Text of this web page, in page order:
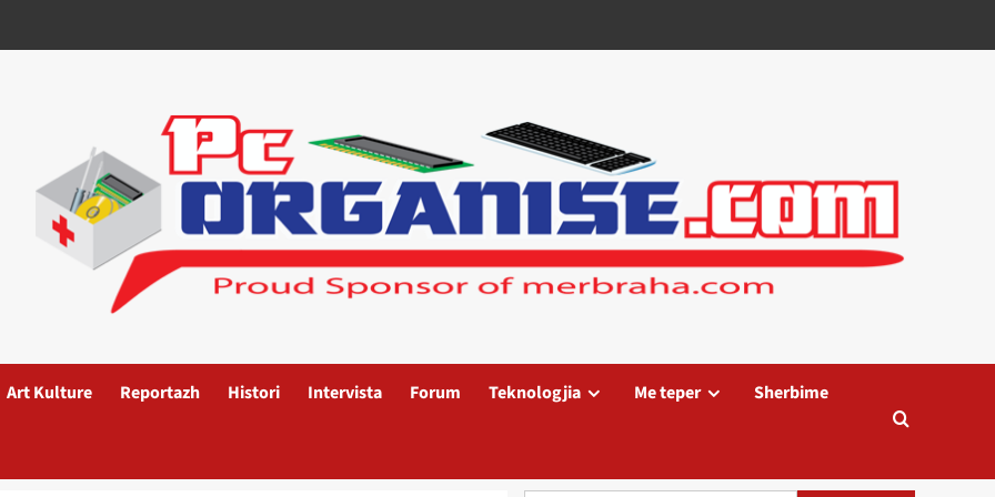
Art Kulture Reportazh Histori Intervista Forum Teknologjia Me teper Sherbime